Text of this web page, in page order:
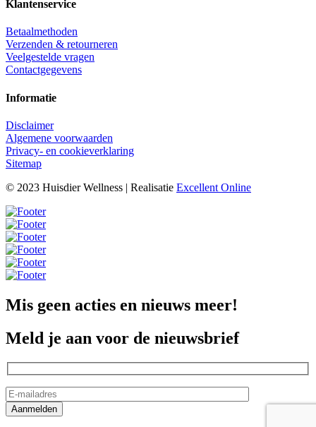
Klantenservice
Betaalmethoden
Verzenden & retourneren
Veelgestelde vragen
Contactgegevens
Informatie
Disclaimer
Algemene voorwaarden
Privacy- en cookieverklaring
Sitemap
© 2023 Huisdier Wellness | Realisatie Excellent Online
Mis geen acties en nieuws meer!
Meld je aan voor de nieuwsbrief